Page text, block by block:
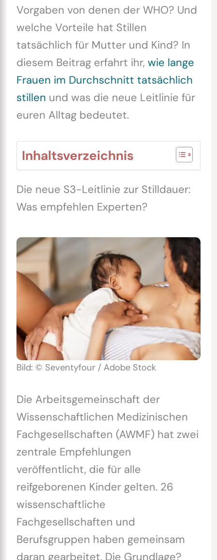
Vorgaben von denen der WHO? Und
welche Vorteile hat Stillen
tatsächlich für Mutter und Kind? In
diesem Beitrag erfahrt ihr, wie lange
Frauen im Durchschnitt tatsächlich
stillen und was die neue Leitlinie für
euren Alltag bedeutet.
Inhaltsverzeichnis
Die neue S3-Leitlinie zur Stilldauer:
Was empfehlen Experten?
Bild: © Seventyfour / Adobe Stock
Die Arbeitsgemeinschaft der
Wissenschaftlichen Medizinischen
Fachgesellschaften (AWMF) hat zwei
zentrale Empfehlungen
veröffentlicht, die für alle
reifgeborenen Kinder gelten. 26
wissenschaftliche
Fachgesellschaften und
Berufsgruppen haben gemeinsam
daran gearbeitet. Die Grundlage?